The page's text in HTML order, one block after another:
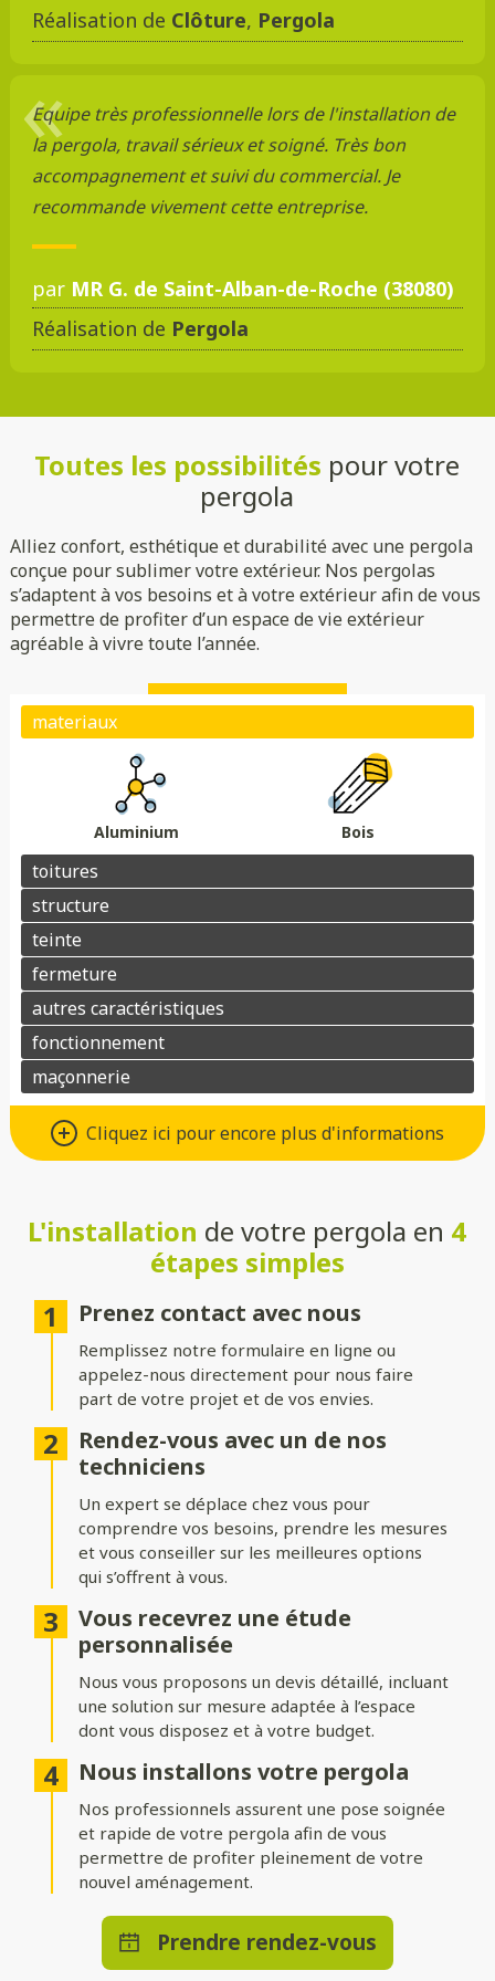
Réalisation de Clôture, Pergola
Equipe très professionnelle lors de l'installation de
la pergola, travail sérieux et soigné. Très bon
accompagnement et suivi du commercial. Je
recommande vivement cette entreprise.
par MR G. de Saint-Alban-de-Roche (38080)
Réalisation de Pergola
Toutes les possibilités pour votre
pergola
Alliez confort, esthétique et durabilité avec une pergola
conçue pour sublimer votre extérieur. Nos pergolas
s’adaptent à vos besoins et à votre extérieur afin de vous
permettre de profiter d’un espace de vie extérieur
agréable à vivre toute l’année.
Aluminium Bois
(verre/polycarbonate)
Indépendante
Adossée
Essences de boisColoris au choix
Store
Parois
Électrique avec téléphone
Électrique avec télécommande
Cliquez ici pour encore plus d'informations
Matériaux : Aluminium ou bois
Choisissez l’aluminium pour une pergola au design moderne,
cas, ces matériaux allient esthétisme et durabilité.
Toitures : Rigide, bioclimatique ou
toile
Choisissez une toiture rigide en verre ou polycarbonate pour
une protection optimale, une toiture bioclimatique à lames
orientables pour gérer l’ensoleillement, ou une toile pour une
ambiance légère et aérée.
Structure : Indépendante ou
adossée
Installez votre pergola où vous le souhaitez ! Une structure
indépendante permet de créer un espace isolé au cœur du
jardin, tandis qu’une pergola adossée prolonge
harmonieusement votre maison.
Nombreuses options de
personnalisation
Ajoutez des stores ou parois pour vous protéger du vent,
intégrez un éclairage LED pour profiter d’agréables soirées, ou
un bénéficier d’un confort absolu en toute saison.
L'installation de votre pergola en 4
étapes simples
Prenez contact avec nous
Remplissez notre formulaire en ligne ou
appelez-nous directement pour nous faire
part de votre projet et de vos envies.
Rendez-vous avec un de nos
techniciens
Un expert se déplace chez vous pour
comprendre vos besoins, prendre les mesures
et vous conseiller sur les meilleures options
qui s’offrent à vous.
Vous recevrez une étude
personnalisée
Nous vous proposons un devis détaillé, incluant
une solution sur mesure adaptée à l’espace
dont vous disposez et à votre budget.
Nous installons votre pergola
Nos professionnels assurent une pose soignée
et rapide de votre pergola afin de vous
permettre de profiter pleinement de votre
nouvel aménagement.
Prendre rendez-vous